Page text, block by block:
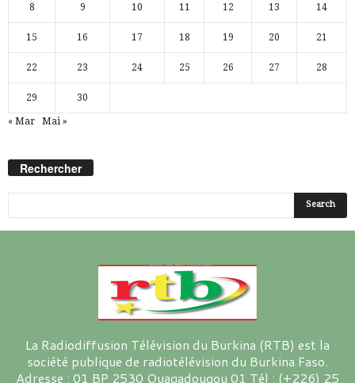
8 9 10 11 12 13 14
15 16 17 18 19 20 21
22 23 24 25 26 27 28
29 30
« Mar Mai »
Rechercher
La Radiodiffusion Télévision du Burkina (RTB) est la
société publique de radiotélévision du Burkina Faso.
Adresse : 01 BP 2530 Ouagadougou 01 Tél : (+226) 25